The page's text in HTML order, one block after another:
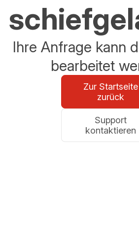
Ihre Anfrage kann
bearbeitet
Zur Startseite
zurück
Support
kontaktieren